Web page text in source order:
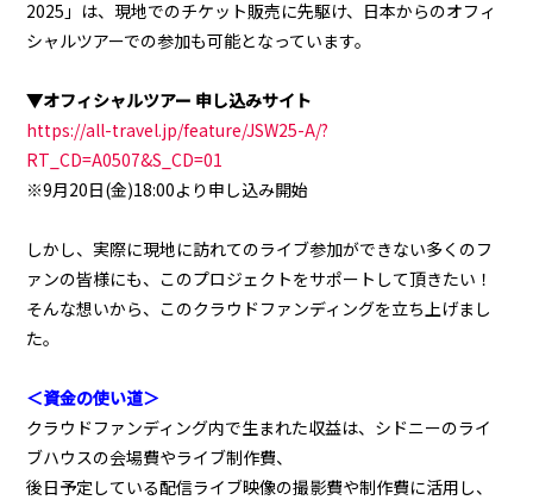
2025」は、現地でのチケット販売に先駆け、日本からのオフィ
シャルツアーでの参加も可能となっています。
▼オフィシャルツアー 申し込みサイト
https://all-travel.jp/feature/JSW25-A/?
RT_CD=A0507&S_CD=01
※9月20日(金)18:00より申し込み開始
しかし、実際に現地に訪れてのライブ参加ができない多くのフ
ァンの皆様にも、このプロジェクトをサポートして頂きたい！
そんな想いから、このクラウドファンディングを立ち上げまし
た。
＜資金の使い道＞
クラウドファンディング内で生まれた収益は、シドニーのライ
ブハウスの会場費やライブ制作費、
後日予定している配信ライブ映像の撮影費や制作費に活用し、